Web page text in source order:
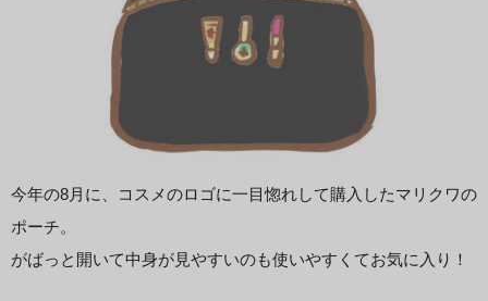
今年の8月に、コスメのロゴに一目惚れして購入したマリクワの
ポーチ。
がばっと開いて中身が見やすいのも使いやすくてお気に入り！